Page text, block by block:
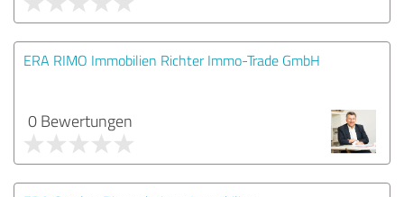
ERA RIMO Immobilien Richter Immo-Trade GmbH
0 Bewertungen